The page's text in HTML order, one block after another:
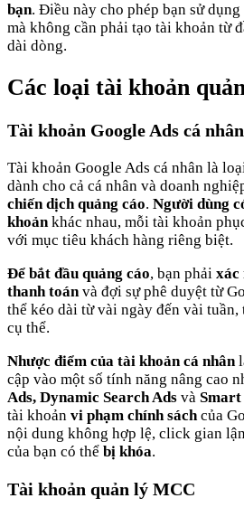
bạn. Điều này cho phép bạn sử
mà không cần phải tạo tài khoản từ
dài dòng.
Các loại tài khoản
Tài khoản Google Ads cá nhân
Tài khoản Google Ads cá nhân là
dành cho cả cá nhân và doanh
chiến dịch quảng cáo. Người dùng
khoảnkhác nhau, mỗi tài khoản
với mục tiêu khách hàng riêng biệt.
Để bắt đầu quảng cáo, bạn phải xác
thanh toánvà đợi sự phê duyệt từ
thể kéo dài từ vài ngày đến vài
cụ thể.
Nhược điểm của tài khoản cá nhân
cập vào một số tính năng nâng cao
Ads, Dynamic Search Ads và Smart
tài khoản vi phạm chính sáchcủa
nội dung không hợp lệ, click gian
của bạn có thể bị khóa.
Tài khoản quản lý MCC